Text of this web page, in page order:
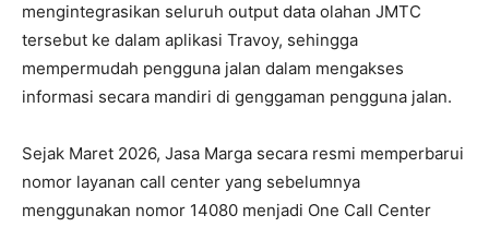
mengintegrasikan seluruh output data olahan JMTC
tersebut ke dalam aplikasi Travoy, sehingga
mempermudah pengguna jalan dalam mengakses
informasi secara mandiri di genggaman pengguna jalan.
Sejak Maret 2026, Jasa Marga secara resmi memperbarui
nomor layanan call center yang sebelumnya
menggunakan nomor 14080 menjadi One Call Center